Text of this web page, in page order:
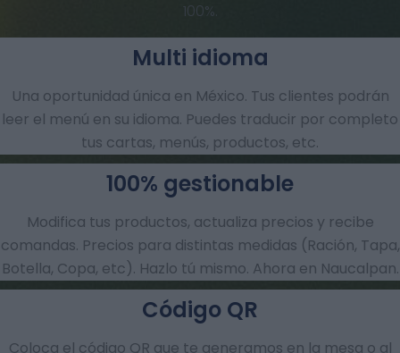
100%.
Una oportunidad única en México. Tus clientes podrán
leer el menú en su idioma. Puedes traducir por completo
tus cartas, menús, productos, etc.
Multi idioma
Modifica tus productos, actualiza precios y recibe
comandas.​ Precios para distintas medidas (Ración, Tapa,
Botella, Copa, etc). Hazlo tú mismo. Ahora en Naucalpan.
100% gestionable
Coloca el código QR que te generamos en la mesa o al
Código QR